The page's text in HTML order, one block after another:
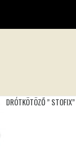
DRÓTKÖTÖZŐ ” STOFIX”